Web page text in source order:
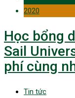
2020
Học bổng
Sail
phí cùng
Tin tức